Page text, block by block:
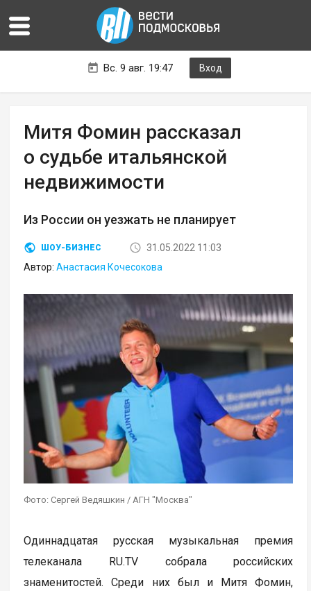
Вс. 9 авг. 19:47 Вход
Митя Фомин рассказал
о судьбе итальянской
недвижимости
Из России он уезжать не планирует
ШОУ-БИЗНЕС
31.05.2022 11:03
Автор:Анастасия Кочесокова
Фото: Сергей Ведяшкин / АГН "Москва"
Одиннадцатая русская музыкальная премия
телеканала RU.TV cобрала российских
знаменитостей. Среди них был и Митя Фомин,